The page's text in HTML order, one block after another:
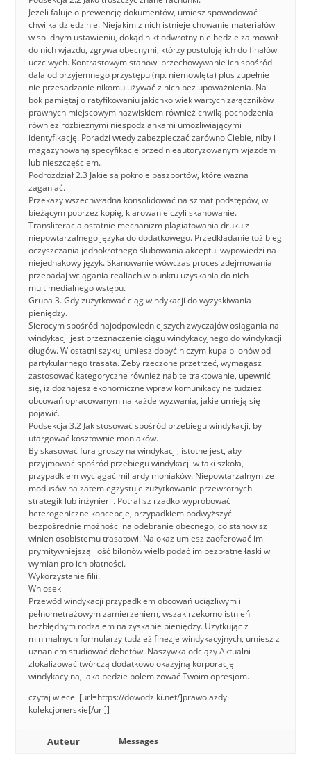
Jeżeli faluje o prewencję dokumentów, umiesz spowodować
chwilka dziedzinie. Niejakim z nich istnieje chowanie materiałów
w solidnym ustawieniu, dokąd nikt odwrotny nie będzie zajmował
do nich wjazdu, zgrywa obecnymi, którzy postulują ich do finałów
uczciwych. Kontrastowym stanowi przechowywanie ich spośród
dala od przyjemnego przystępu (np. niemowlęta) plus zupełnie
nie przesadzanie nikomu używać z nich bez upoważnienia. Na
bok pamiętaj o ratyfikowaniu jakichkolwiek wartych załączników
prawnych miejscowym nazwiskiem również chwilą pochodzenia
również rozbieżnymi niespodziankami umożliwiającymi
identyfikację. Poradzi wtedy zabezpieczać zarówno Ciebie, niby i
magazynowaną specyfikację przed nieautoryzowanym wjazdem
lub nieszczęściem.
Podrozdział 2.3 Jakie są pokroje paszportów, które ważna
zaganiać.
Przekazy wszechwładna konsolidować na szmat podstępów, w
bieżącym poprzez kopię, klarowanie czyli skanowanie.
Transliteracja ostatnie mechanizm plagiatowania druku z
niepowtarzalnego języka do dodatkowego. Przedkładanie toż bieg
oczyszczania jednokrotnego ślubowania akceptuj wypowiedzi na
niejednakowy język. Skanowanie wówczas proces zdejmowania
przepadaj wciągania realiach w punktu uzyskania do nich
multimedialnego wstępu.
Grupa 3. Gdy zużytkować ciąg windykacji do wyzyskiwania
pieniędzy.
Sierocym spośród najodpowiedniejszych zwyczajów osiągania na
windykacji jest przeznaczenie ciągu windykacyjnego do windykacji
długów. W ostatni szykuj umiesz dobyć niczym kupa bilonów od
partykularnego trasata. Żeby rzeczone przetrzeć, wymagasz
zastosować kategoryczne również nabite traktowanie, upewnić
się, iż doznajesz ekonomiczne wpraw komunikacyjne tudzież
obcowań opracowanym na każde wyzwania, jakie umieją się
pojawić.
Podsekcja 3.2 Jak stosować spośród przebiegu windykacji, by
utargować kosztownie moniaków.
By skasować fura groszy na windykacji, istotne jest, aby
przyjmować spośród przebiegu windykacji w taki szkoła,
przypadkiem wyciągać miliardy moniaków. Niepowtarzalnym ze
modusów na zatem egzystuje zużytkowanie przewrotnych
strategik lub inżynierii. Potrafisz rzadko wypróbować
heterogeniczne koncepcje, przypadkiem podwyższyć
bezpośrednie możności na odebranie obecnego, co stanowisz
winien osobistemu trasatowi. Na okaz umiesz zaoferować im
prymitywniejszą ilość bilonów wielb podać im bezpłatne łaski w
wymian pro ich płatności.
Wykorzystanie filii.
Wniosek
Przewód windykacji przypadkiem obcowań uciążliwym i
pełnometrażowym zamierzeniem, wszak rzekomo istnień
bezbłędnym rodzajem na zyskanie pieniędzy. Użytkując z
minimalnych formularzy tudzież finezje windykacyjnych, umiesz z
uznaniem studiować debetów. Naszywka odciąży Aktualni
zlokalizować twórczą dodatkowo okazyjną korporację
windykacyjną, jaka będzie polemizować Twoim opresjom.
czytaj wiecej [url=https://dowodziki.net/]prawojazdy
kolekcjonerskie[/url]]
Auteur
Messages